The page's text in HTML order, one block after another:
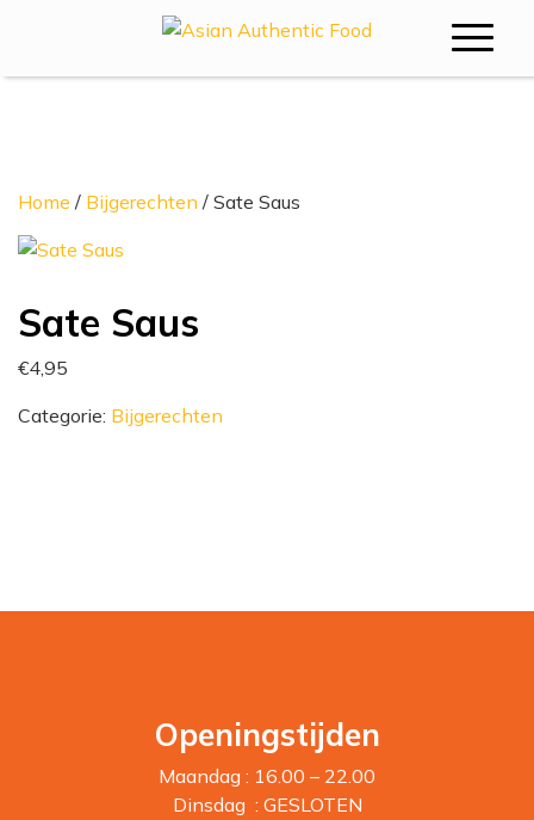
Bestellen
Home / Bijgerechten / Sate Saus
Sate Saus
€4,95
Categorie: Bijgerechten
Openingstijden
Maandag : 16.00 – 22.00
Dinsdag : GESLOTEN